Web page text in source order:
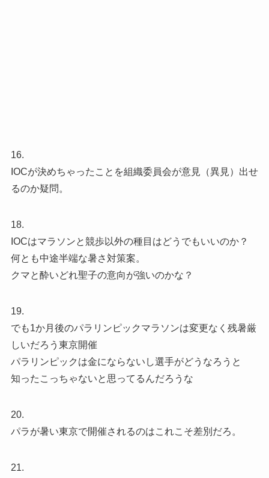
16.
IOCが決めちゃったことを組織委員会が意見（異見）出せ
るのか疑問。
18.
IOCはマラソンと競歩以外の種目はどうでもいいのか？
何とも中途半端な暑さ対策案。
クマと酔いどれ聖子の意向が強いのかな？
19.
でも1か月後のパラリンピックマラソンは変更なく残暑厳
しいだろう東京開催
パラリンピックは金にならないし選手がどうなろうと
知ったこっちゃないと思ってるんだろうな
20.
パラが暑い東京で開催されるのはこれこそ差別だろ。
21.